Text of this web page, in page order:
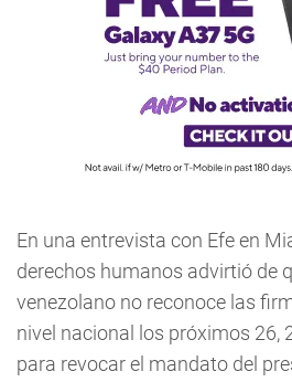
En una entrevista con Efe en
derechos humanos advirtió de
venezolano no reconoce las
nivel nacional los próximos 26,
para revocar el mandato del